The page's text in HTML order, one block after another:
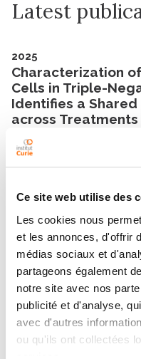
Ce site web utilise des
Les cookies nous
et les annonces, d'offrir
médias sociaux et
partageons également
notre site avec nos
publicité et d'analyse,
avec d'autres
ou qu'ils ont collectées
Latest
2025
Characterization
Cells in Triple-
Identifies a
across
Evaluation of
Patient-Derived
Therapeutic
Small-Cell Lung
Cancers- 07/08/2024
2023
HORMAD1
response to